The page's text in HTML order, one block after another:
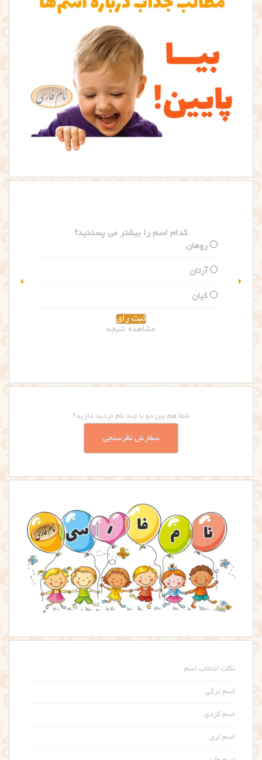
کدام اسم را بیشتر می پسندید؟
مشاهده نتیجه
شما هم بین دو یا چند نام تردید دارید؟
سفارش نظرسنجی
نکات انتخاب اسم
اسم ترکی
اسم کردی
اسم لری